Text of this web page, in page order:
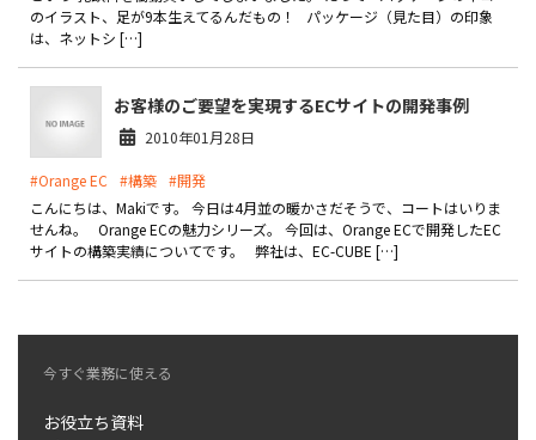
導入事例
お役立ち記事
お問い合わせ
のイラスト、足が9本生えてるんだもの！ パッケージ（見た目）の印象
は、ネットシ […]
お客様のご要望を実現するECサイトの開発事例
2010年01月28日
#Orange EC #構築 #開発
こんにちは、Makiです。 今日は4月並の暖かさだそうで、コートはいりま
せんね。 Orange ECの魅力シリーズ。 今回は、Orange ECで開発したEC
サイトの構築実績についてです。 弊社は、EC-CUBE […]
今すぐ業務に使える
お役立ち資料